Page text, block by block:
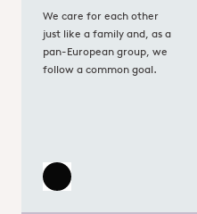
We care for each other
just like a family and, as a
pan-European group, we
follow a common goal.
Read more